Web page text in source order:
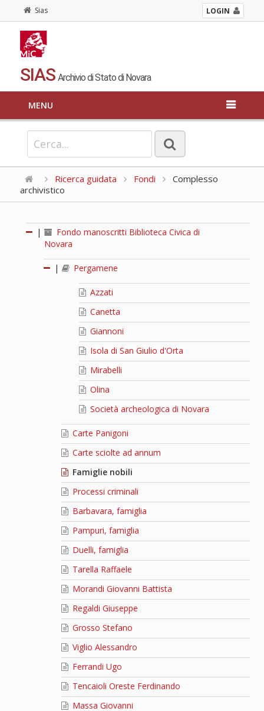
Sias LOGIN
SIAS Archivio di Stato di Novara
MENU
Ricerca guidata Fondi
Complesso
archivistico
|
Fondo manoscritti Biblioteca Civica di
Novara
| Pergamene
Azzati
Canetta
Giannoni
Isola di San Giulio d'Orta
Mirabelli
Olina
Società archeologica di Novara
Carte Panigoni
Carte sciolte ad annum
Famiglie nobili
Processi criminali
Barbavara, famiglia
Pampuri, famiglia
Duelli, famiglia
Tarella Raffaele
Morandi Giovanni Battista
Regaldi Giuseppe
Grosso Stefano
Viglio Alessandro
Ferrandi Ugo
Tencaioli Oreste Ferdinando
Massa Giovanni